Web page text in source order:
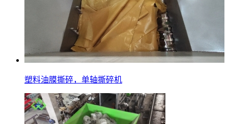
塑料油膜撕碎，单轴撕碎机